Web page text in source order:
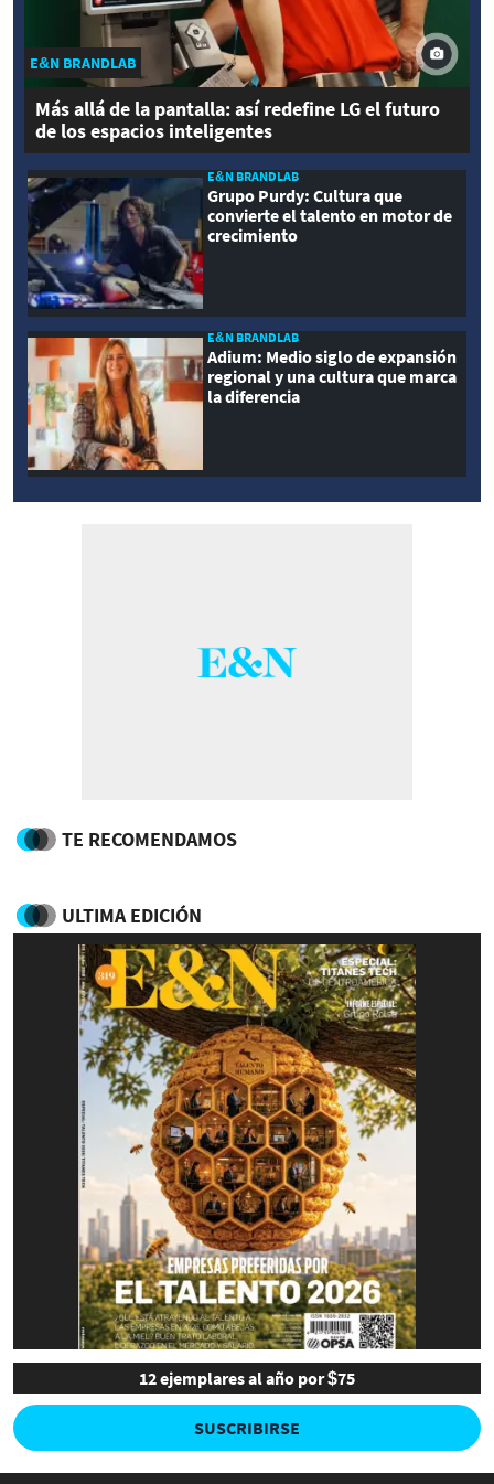
E&N BRANDLAB
Más allá de la pantalla: así redefine LG el futuro
de los espacios inteligentes
E&N BRANDLAB
Grupo Purdy: Cultura que
convierte el talento en motor de
crecimiento
E&N BRANDLAB
Adium: Medio siglo de expansión
regional y una cultura que marca
la diferencia
TE RECOMENDAMOS
ULTIMA EDICIÓN
12 ejemplares al año por $75
SUSCRIBIRSE